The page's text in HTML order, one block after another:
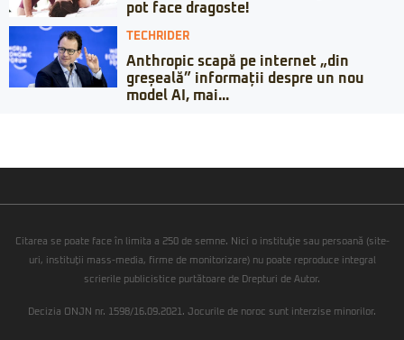
pot face dragoste!
TECHRIDER
Anthropic scapă pe internet „din
greșeală” informații despre un nou
model AI, mai...
Citarea se poate face în limita a 250 de semne. Nici o instituţie sau persoană (site-
uri, instituţii mass-media, firme de monitorizare) nu poate reproduce integral
scrierile publicistice purtătoare de Drepturi de Autor.
Decizia ONJN nr. 1598/16.09.2021. Jocurile de noroc sunt interzise minorilor.